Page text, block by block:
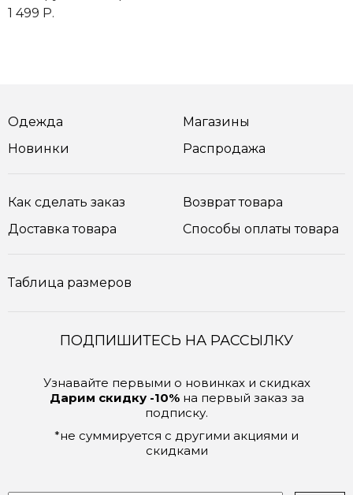
1 499 Р.
Одежда
Новинки
Магазины
Распродажа
Как сделать заказ
Доставка товара
Возврат товара
Способы оплаты товара
Таблица размеров
ПОДПИШИТЕСЬ НА РАССЫЛКУ
Узнавайте первыми о новинках и скидках
Дарим скидку -10%на первый заказ за
подписку.
*не суммируется с другими акциями и
скидками